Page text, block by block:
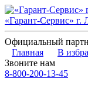
«Гарант-Сервис» г.
Официальный
Главная
В
Звоните нам
8-800-200-13-45